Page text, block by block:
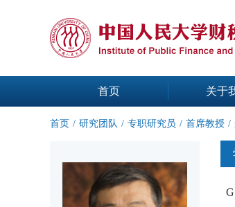
首页 关于
首页 / 研究团队 / 专职研究员 / 首席教授 /